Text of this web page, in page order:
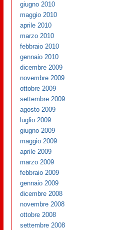
giugno 2010
maggio 2010
aprile 2010
marzo 2010
febbraio 2010
gennaio 2010
dicembre 2009
novembre 2009
ottobre 2009
settembre 2009
agosto 2009
luglio 2009
giugno 2009
maggio 2009
aprile 2009
marzo 2009
febbraio 2009
gennaio 2009
dicembre 2008
novembre 2008
ottobre 2008
settembre 2008